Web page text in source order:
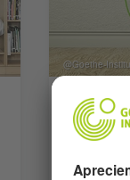
Mediu
@Goethe-